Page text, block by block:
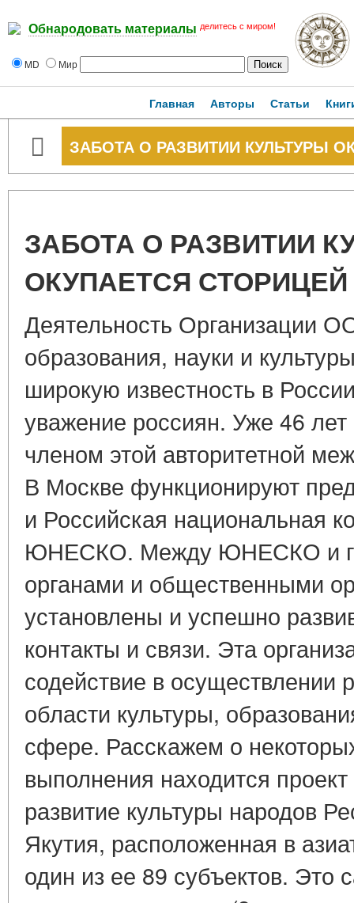
Обнародовать материалы делитесь с миром!
MD Мир
Главная Авторы Статьи
ЗАБОТА О РАЗВИТИИ КУЛЬТУРЫ
ЗАБОТА О РАЗВИТИИ
ОКУПАЕТСЯ СТОРИЦЕЙ
Деятельность Организации
образования, науки и
широкую известность в
уважение россиян. Уже 46
членом этой авторитетной
В Москве функционируют
и Российская национальная
ЮНЕСКО. Между ЮНЕСКО и
органами и общественными
установлены и успешно
контакты и связи. Эта
содействие в осуществлении
области культуры,
сфере. Расскажем о
выполнения находится
развитие культуры народов
Якутия, расположенная в
один из ее 89 субъектов. Это